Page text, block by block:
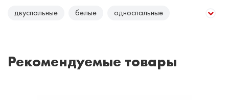
двуспальные белые
односпальные
Рекомендуемые товары